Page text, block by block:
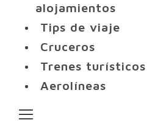
alojamientos
Tips de viaje
Cruceros
Trenes turísticos
Aerolíneas